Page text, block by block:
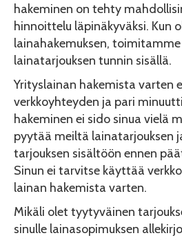
hakeminen on tehty
hinnoittelu läpinäkyväksi. Kun
lainahakemuksen, toimitamme
lainatarjouksen tunnin sisällä.
Yrityslainan hakemista varten
verkkoyhteyden ja pari
hakeminen ei sido sinua vielä
pyytää meiltä lainatarjouksen
tarjouksen sisältöön ennen
Sinun ei tarvitse käyttää
lainan hakemista varten.
Mikäli olet tyytyväinen
sinulle lainasopimuksen